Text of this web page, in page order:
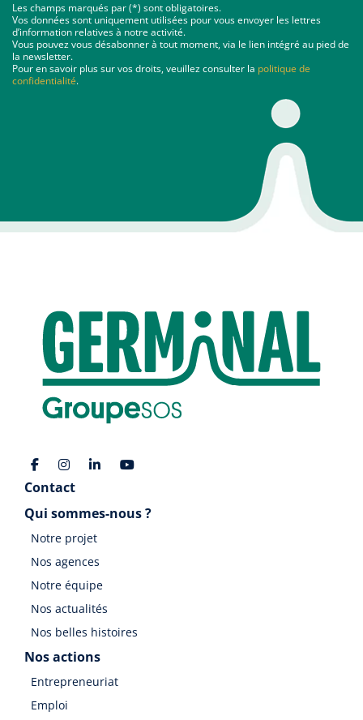
Les champs marqués par (*) sont obligatoires.
Vos données sont uniquement utilisées pour vous envoyer les lettres
d’information relatives à notre activité.
Vous pouvez vous désabonner à tout moment, via le lien intégré au pied de
la newsletter.
Pour en savoir plus sur vos droits, veuillez consulter la politique de
confidentialité.
Contact
Qui sommes-nous ?
Notre projet
Nos agences
Notre équipe
Nos actualités
Nos belles histoires
Nos actions
Entrepreneuriat
Emploi